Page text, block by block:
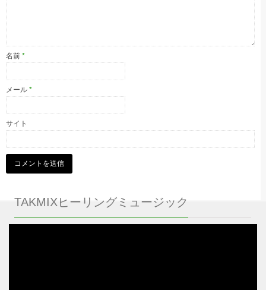
名前 *
メール *
サイト
TAKMIXヒーリングミュージック